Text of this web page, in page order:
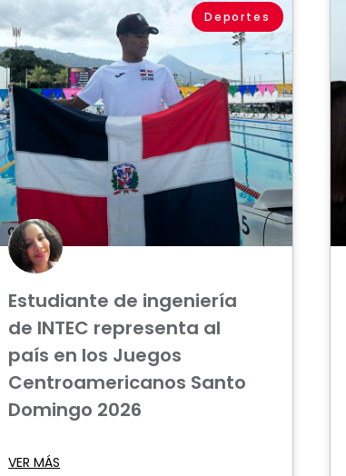
Deportes
Estudiante de ingeniería
de INTEC representa al
país en los Juegos
Centroamericanos Santo
Domingo 2026
VER MÁS